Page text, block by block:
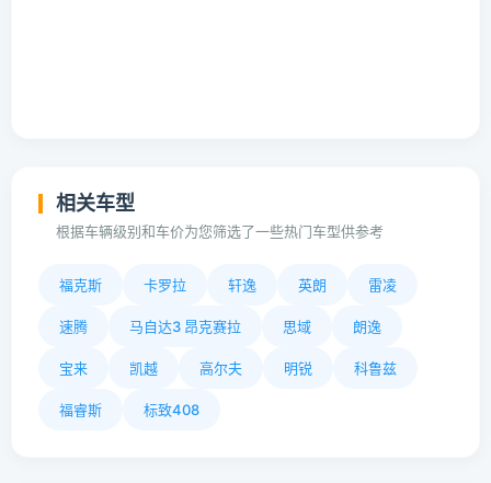
相关车型
根据车辆级别和车价为您筛选了一些热门车型供参考
福克斯 卡罗拉 轩逸 英朗 雷凌
速腾 马自达3 昂克赛拉 思域 朗逸
宝来 凯越 高尔夫 明锐 科鲁兹
福睿斯 标致408